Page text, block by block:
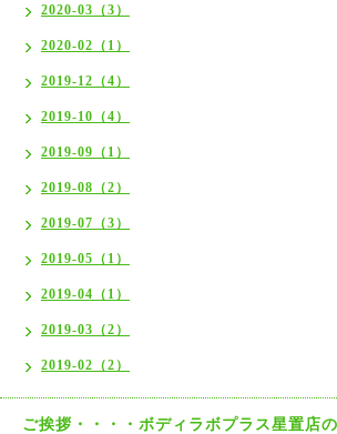
2020-03（3）
2020-02（1）
2019-12（4）
2019-10（4）
2019-09（1）
2019-08（2）
2019-07（3）
2019-05（1）
2019-04（1）
2019-03（2）
2019-02（2）
ご挨拶・・・・ボディラボプラス星置店